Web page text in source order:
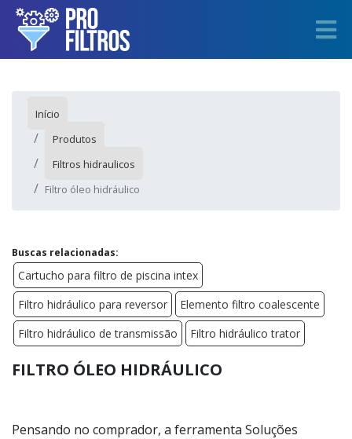
Início
Produtos
Filtros hidraulicos
Filtro óleo hidráulico
Buscas relacionadas:
Cartucho para filtro de piscina intex
Filtro hidráulico para reversor
Elemento filtro coalescente
Filtro hidráulico de transmissão
Filtro hidráulico trator
FILTRO ÓLEO HIDRÁULICO
Pensando no comprador, a ferramenta Soluções